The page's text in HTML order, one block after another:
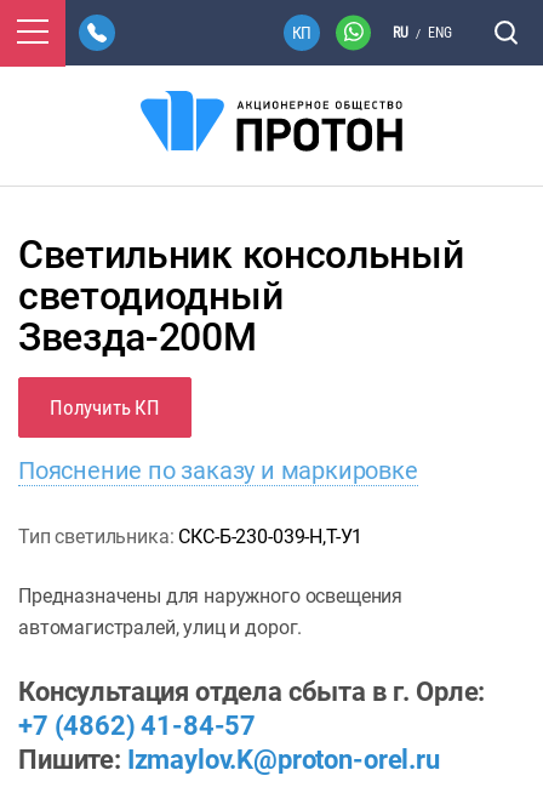
RU / ENG
Светильник консольный
светодиодный
Звезда-200М
Получить КП
Пояснение по заказу и маркировке
Тип светильника: СКС-Б-230-039-Н,Т-У1
Предназначены для наружного освещения
автомагистралей, улиц и дорог.
Консультация отдела сбыта в г. Орле:
+7 (4862) 41-84-57
Пишите: Izmaylov.K@proton-orel.ru